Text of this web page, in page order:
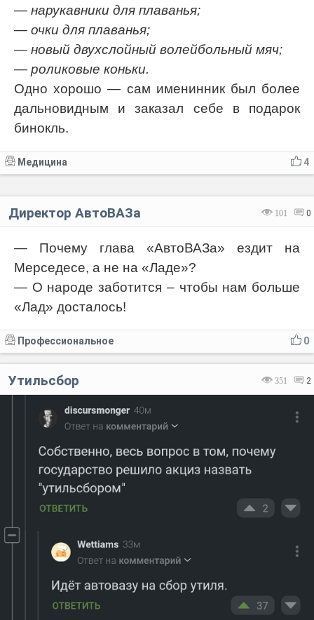
— нарукавники для плаванья;
— очки для плаванья;
— новый двухслойный волейбольный мяч;
— роликовые коньки.
Одно хорошо — сам именинник был более
дальновидным и заказал себе в подарок
бинокль.
4
Медицина
101 0
Директор АвтоВАЗа
— Почему глава «АвтоВАЗа» ездит на
Мерседесе, а не на «Ладе»?
— О народе заботится – чтобы нам больше
«Лад» досталось!
0
Профессиональное
351 2
Утильсбор